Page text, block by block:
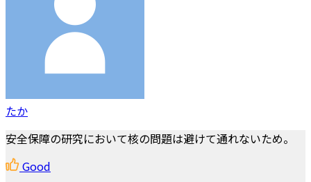
たか
安全保障の研究において核の問題は避けて通れないため。
Good